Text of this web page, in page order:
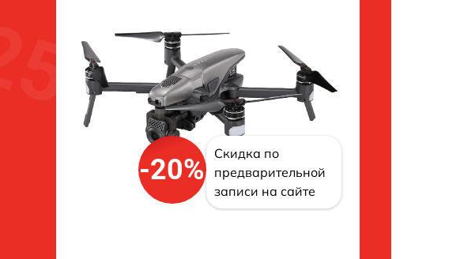
-20%
Скидка по
предварительной
записи на сайте